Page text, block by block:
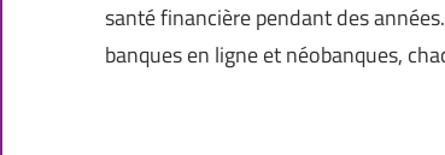
santé financière pendant des
banques en ligne et néobanques,